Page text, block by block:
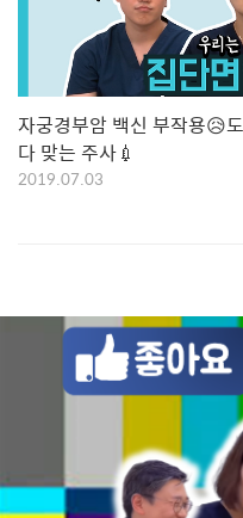
자궁경부암 백신 부작용😥
다 맞는 주사💉
2019.07.03